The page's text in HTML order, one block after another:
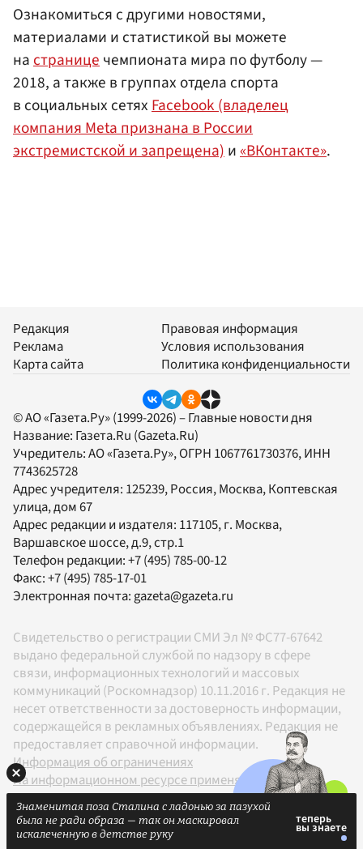
Ознакомиться с другими новостями,
материалами и статистикой вы можете
на странице чемпионата мира по футболу —
2018, а также в группах отдела спорта
в социальных сетях Facebook (владелец
компания Meta признана в России
экстремистской и запрещена) и«ВКонтакте».
Редакция
Реклама
Карта сайта
Правовая информация
Условия использования
Политика конфиденциальности
© АО «Газета.Ру» (1999-2026) – Главные новости дня
Название: Газета.Ru (Gazeta.Ru)
Учредитель:АО «Газета.Ру», ОГРН 1067761730376, ИНН
7743625728
Адрес учредителя: 125239, Россия, Москва, Коптевская
улица, дом 67
Адрес редакции и издателя: 117105, г. Москва,
Варшавское шоссе, д.9, стр.1
Телефон редакции:+7 (495) 785-00-12
Факс:+7 (495) 785-17-01
Электронная почта:gazeta@gazeta.ru
Свидетельство о регистрации СМИ Эл № ФС77-67642
выдано федеральной службой по надзору в сфере
связи, информационных технологий и массовых
коммуникаций (Роскомнадзор) 10.11.2016 г. Редакция не
несет ответственности за достоверность информации,
содержащейся в рекламных объявлениях. Редакция не
предоставляет справочной информации.
Информация об ограничениях
На информационном ресурсе применяются
рекомендательные технологии в соответствии с
Правилами
Знаменитая поза Сталина с ладонью за пазухой
была не ради образа — так он маскировал
искалеченную в детстве руку